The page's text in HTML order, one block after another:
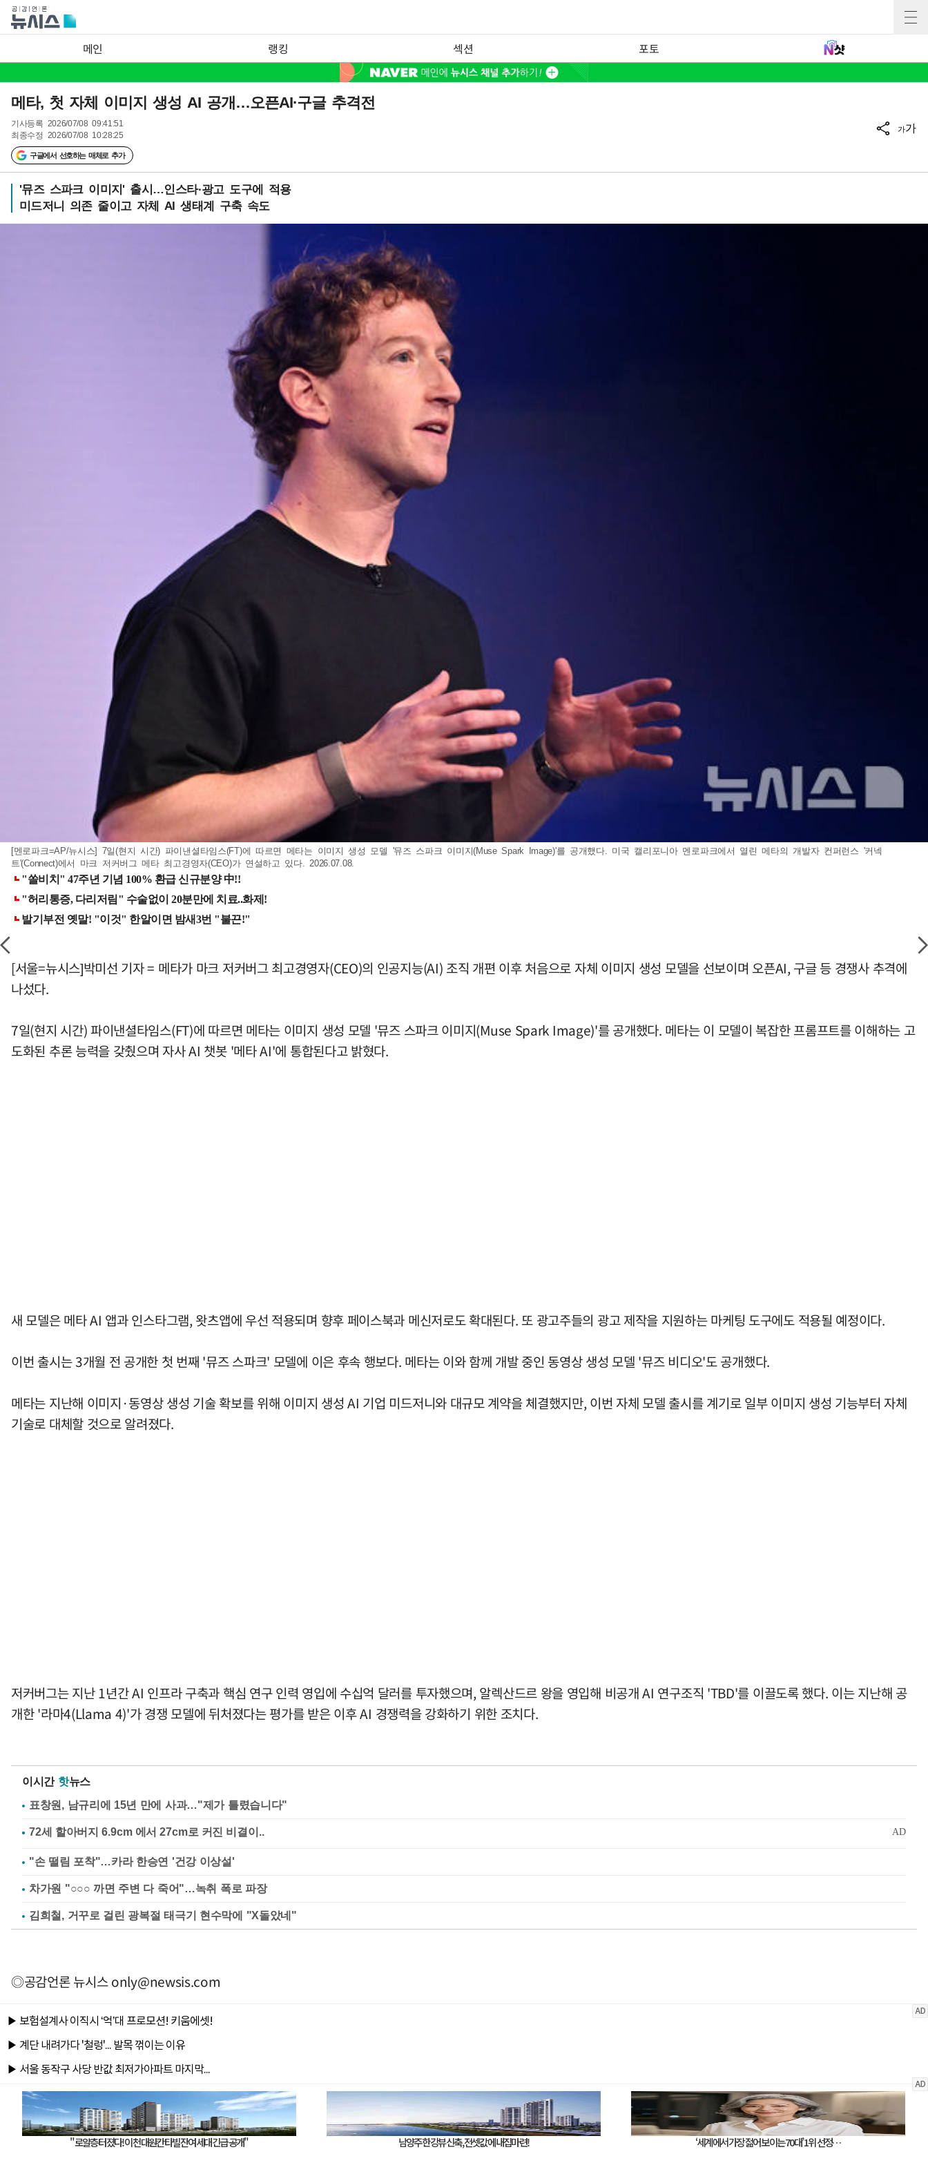
메인 랭킹 섹션 포토
메타, 첫 자체 이미지 생성 AI 공개…오픈AI·구글 추격전
기사등록 2026/07/08 09:41:51
최종수정 2026/07/08 10:28:25
구글에서 선호하는 매체로 추가
가가
'뮤즈 스파크 이미지' 출시…인스타·광고 도구에 적용
미드저니 의존 줄이고 자체 AI 생태계 구축 속도
[멘로파크=AP/뉴시스] 7일(현지 시간) 파이낸셜타임스(FT)에 따르면 메타는 이미지 생성 모델 '뮤즈 스파크 이미지(Muse Spark Image)'를 공개했다. 미국 캘리포니아 멘로파크에서 열린 메타의 개발자 컨퍼런스 '커넥
트'(Connect)에서 마크 저커버그 메타 최고경영자(CEO)가 연설하고 있다. 2026.07.08.
[서울=뉴시스]박미선 기자 = 메타가 마크 저커버그 최고경영자(CEO)의 인공지능(AI) 조직 개편 이후 처음으로 자체 이미지 생성 모델을 선보이며 오픈AI, 구글 등 경쟁사 추격에
나섰다.
7일(현지 시간) 파이낸셜타임스(FT)에 따르면 메타는 이미지 생성 모델 '뮤즈 스파크 이미지(Muse Spark Image)'를 공개했다. 메타는 이 모델이 복잡한 프롬프트를 이해하는 고
도화된 추론 능력을 갖췄으며 자사 AI 챗봇 '메타 AI'에 통합된다고 밝혔다.
새 모델은 메타 AI 앱과 인스타그램, 왓츠앱에 우선 적용되며 향후 페이스북과 메신저로도 확대된다. 또 광고주들의 광고 제작을 지원하는 마케팅 도구에도 적용될 예정이다.
이번 출시는 3개월 전 공개한 첫 번째 '뮤즈 스파크' 모델에 이은 후속 행보다. 메타는 이와 함께 개발 중인 동영상 생성 모델 '뮤즈 비디오'도 공개했다.
메타는 지난해 이미지·동영상 생성 기술 확보를 위해 이미지 생성 AI 기업 미드저니와 대규모 계약을 체결했지만, 이번 자체 모델 출시를 계기로 일부 이미지 생성 기능부터 자체
기술로 대체할 것으로 알려졌다.
저커버그는 지난 1년간 AI 인프라 구축과 핵심 연구 인력 영입에 수십억 달러를 투자했으며, 알렉산드르 왕을 영입해 비공개 AI 연구조직 'TBD'를 이끌도록 했다. 이는 지난해 공
개한 '라마4(Llama 4)'가 경쟁 모델에 뒤처졌다는 평가를 받은 이후 AI 경쟁력을 강화하기 위한 조치다.
이시간 핫뉴스
표창원, 남규리에 15년 만에 사과…"제가 틀렸습니다"
"손 떨림 포착"…카라 한승연 '건강 이상설'
차가원 "○○○ 까면 주변 다 죽어"…녹취 폭로 파장
김희철, 거꾸로 걸린 광복절 태극기 현수막에 "X돌았네"
◎공감언론 뉴시스only@newsis.com